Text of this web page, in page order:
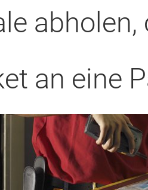
abholen,
an eine